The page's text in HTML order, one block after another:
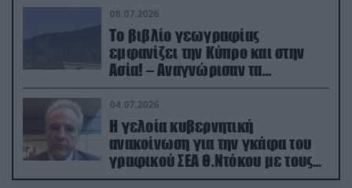
08.07.2026
Το βιβλίο γεωγραφίας
εμφανίζει την Κύπρο και στην
Ασία! – Αναγνώρισαν τα
κατεχόμενα; (φωτο)
04.07.2026
Η γελοία κυβερνητική
ανακοίνωση για την γκάφα του
γραφικού ΣΕΑ Θ.Ντόκου με τους
Ρώσους φαρσέρ